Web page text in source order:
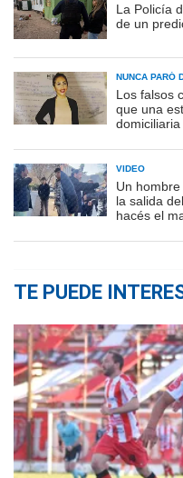
La Policía
de un
NUNCA PARÓ
Los falsos
que una
domiciliaria
VIDEO
Un
la salida
hacés el
TE PUEDE